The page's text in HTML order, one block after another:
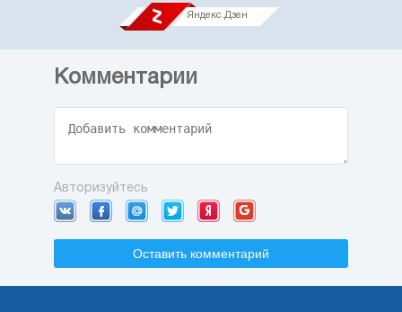
Яндекс.Дзен
Комментарии
Авторизуйтесь
Оставить комментарий